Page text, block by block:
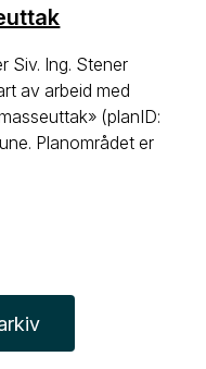
Siv. Ing. Stener
av arbeid med
(planID:
Planområdet er